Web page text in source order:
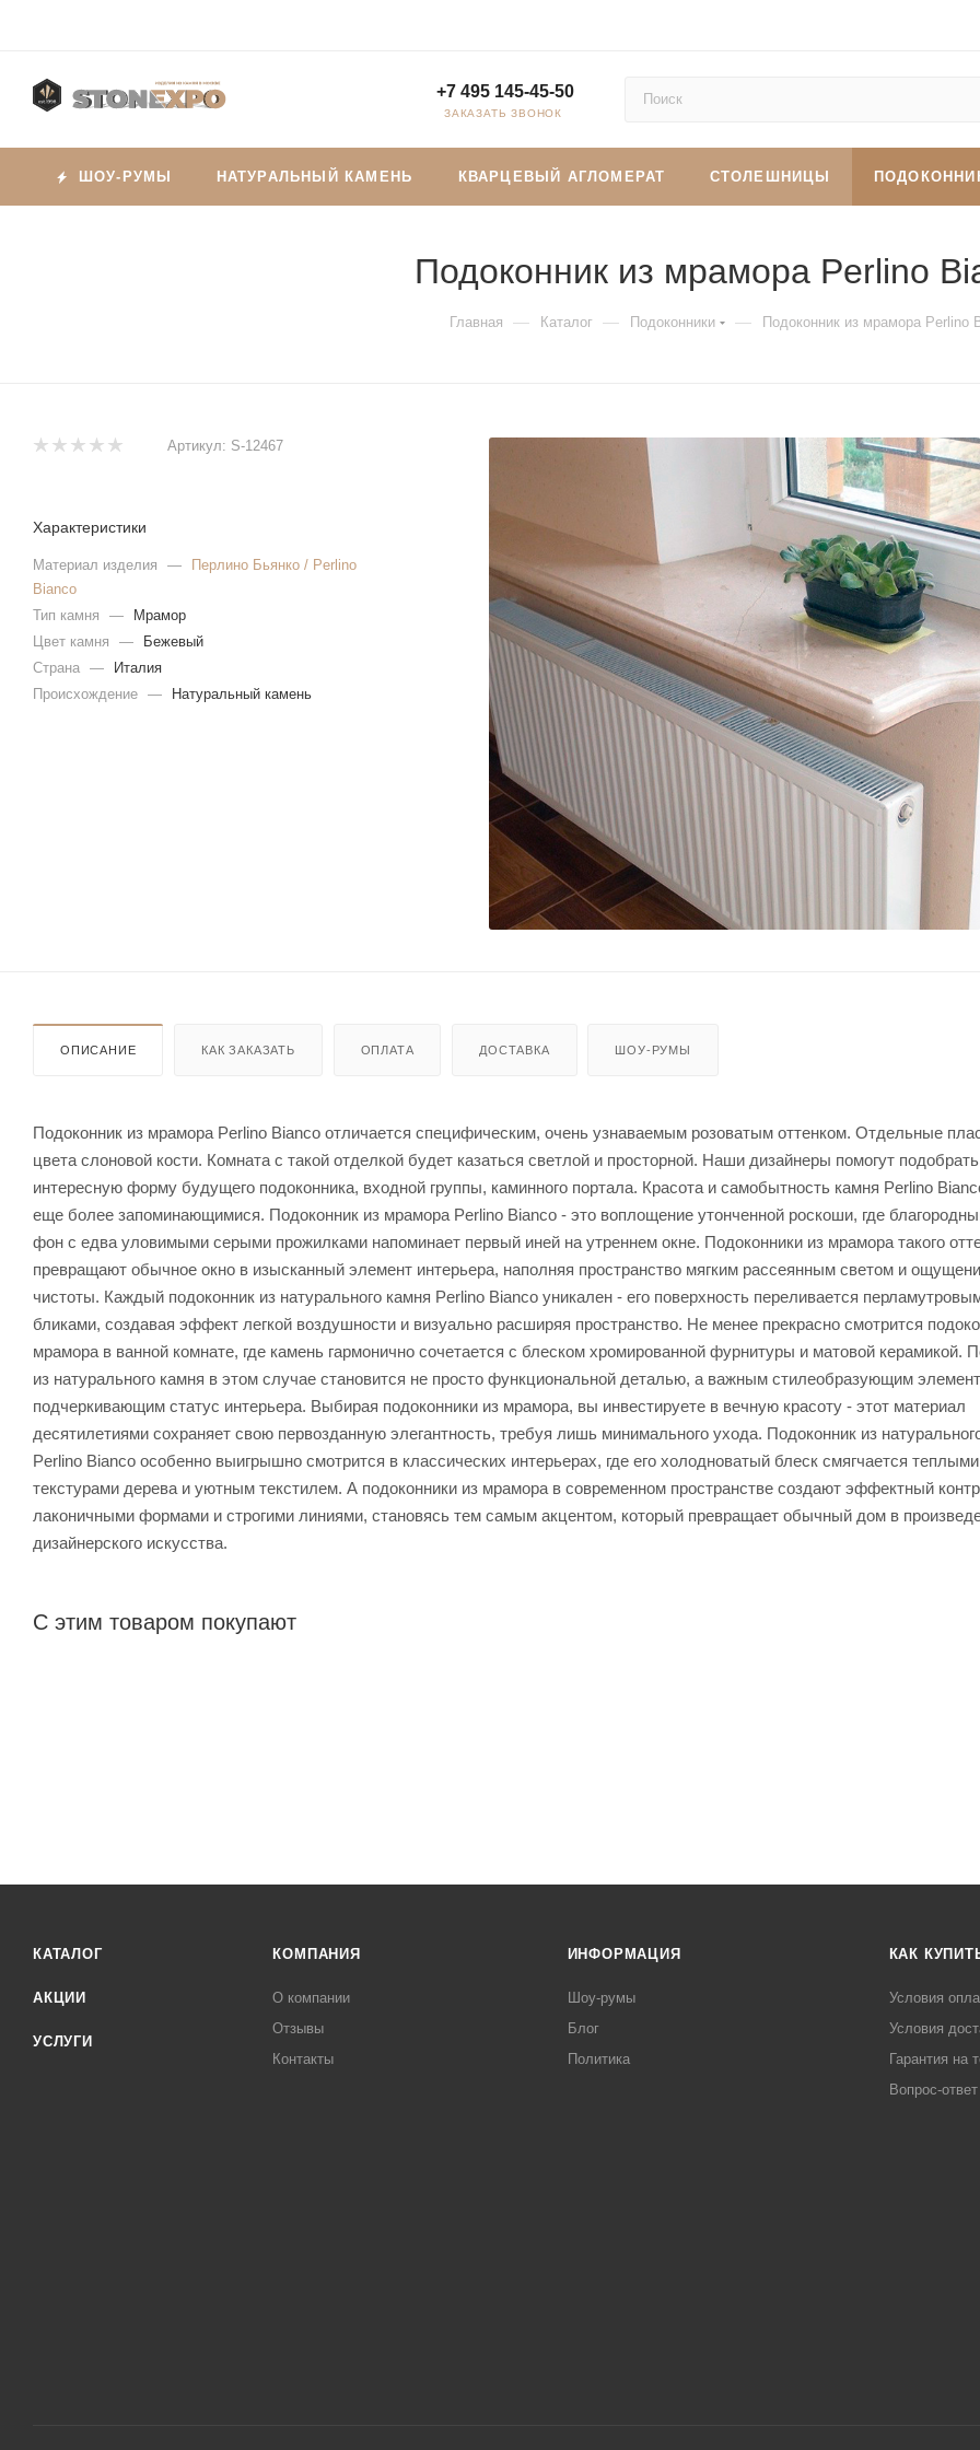
+7 495 145-45-50
ЗАКАЗАТЬ ЗВОНОК
ШОУ-РУМЫ НАТУРАЛЬНЫЙ КАМЕНЬ КВАРЦЕВЫЙ АГЛОМЕРАТ СТОЛЕШНИЦЫ
Подоконник из мрамора Perlino
Главная — Каталог — Подоконники — Подоконник из мрамора Perlino
Артикул: S-12467
Характеристики
Материал изделия —
Перлино Бьянко / Perlino
Bianco
Тип камня
—
Мрамор
Цвет камня
—
Бежевый
Страна —
Италия
Происхождение — Натуральный камень
ОПИСАНИЕ КАК ЗАКАЗАТЬ ОПЛАТА ДОСТАВКА ШОУ-РУМЫ
Подоконник из мрамора Perlino Bianco отличается специфическим, очень узнаваемым розоватым оттенком. Отдельные
цвета слоновой кости. Комната с такой отделкой будет казаться светлой и просторной. Наши дизайнеры помогут
интересную форму будущего подоконника, входной группы, каминного портала. Красота и самобытность камня Perlino
еще более запоминающимися. Подоконник из мрамора Perlino Bianco - это воплощение утонченной роскоши, где
фон с едва уловимыми серыми прожилками напоминает первый иней на утреннем окне. Подоконники из мрамора такого
превращают обычное окно в изысканный элемент интерьера, наполняя пространство мягким рассеянным светом и
чистоты. Каждый подоконник из натурального камня Perlino Bianco уникален - его поверхность переливается
бликами, создавая эффект легкой воздушности и визуально расширяя пространство. Не менее прекрасно смотрится
мрамора в ванной комнате, где камень гармонично сочетается с блеском хромированной фурнитуры и матовой керамикой.
из натурального камня в этом случае становится не просто функциональной деталью, а важным стилеобразующим
подчеркивающим статус интерьера. Выбирая подоконники из мрамора, вы инвестируете в вечную красоту - этот материал
десятилетиями сохраняет свою первозданную элегантность, требуя лишь минимального ухода. Подоконник из
Perlino Bianco особенно выигрышно смотрится в классических интерьерах, где его холодноватый блеск смягчается теплыми
текстурами дерева и уютным текстилем. А подоконники из мрамора в современном пространстве создают эффектный
лаконичными формами и строгими линиями, становясь тем самым акцентом, который превращает обычный дом в
дизайнерского искусства.
С этим товаром покупают
КАТАЛОГ
АКЦИИ
УСЛУГИ
КОМПАНИЯ
О компании
Отзывы
Контакты
ИНФОРМАЦИЯ
Шоу-румы
Блог
Политика
КАК
Условия
Условия
Гарантия на
Вопрос-ответ